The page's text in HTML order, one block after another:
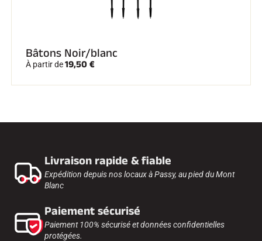
Bâtons Noir/blanc
À partir de19,50 €
Livraison rapide & fiable
Expédition depuis nos locaux à Passy, au pied du Mont
Blanc
Paiement sécurisé
Paiement 100% sécurisé et données confidentielles
protégées.